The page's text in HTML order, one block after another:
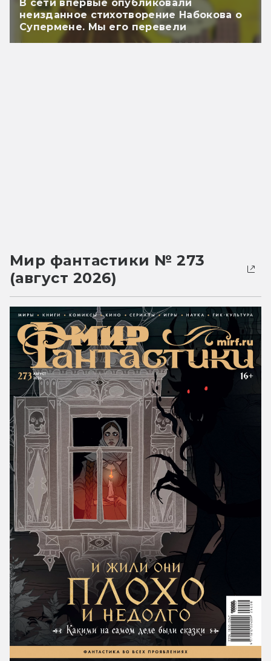
В сети впервые опубликовали
неизданное стихотворение Набокова о
Супермене. Мы его перевели
Мир фантастики № 273
(август 2026)